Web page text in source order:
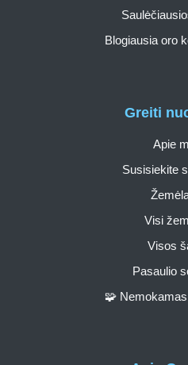
Greiti
Apie
Susisiekite
Visi
Visos
Pasaulio
🧩
Blogiausia oro